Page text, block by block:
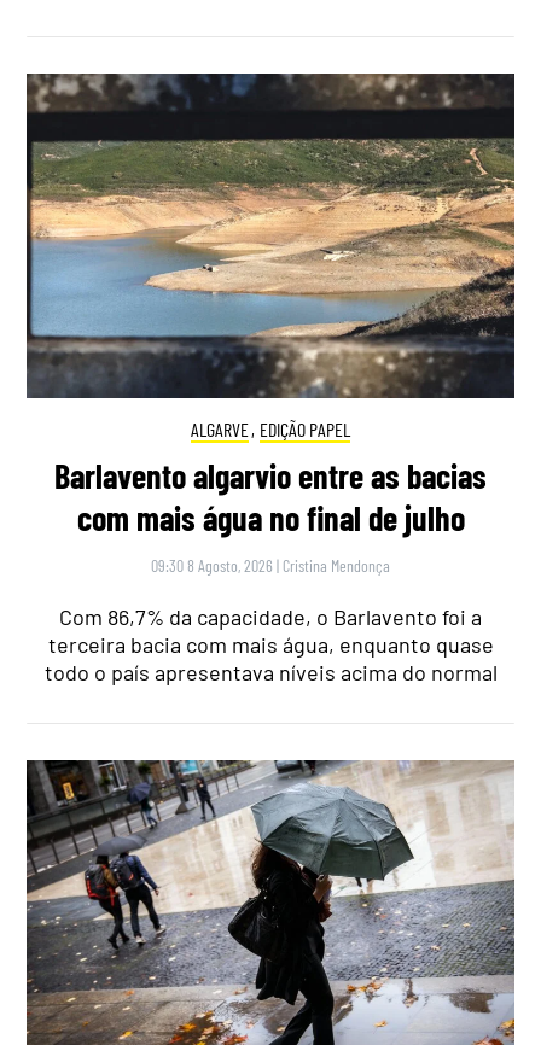
ALGARVE, EDIÇÃO PAPEL
Barlavento algarvio entre as bacias
com mais água no final de julho
09:30 8 Agosto, 2026 | Cristina Mendonça
Com 86,7% da capacidade, o Barlavento foi a
terceira bacia com mais água, enquanto quase
todo o país apresentava níveis acima do normal